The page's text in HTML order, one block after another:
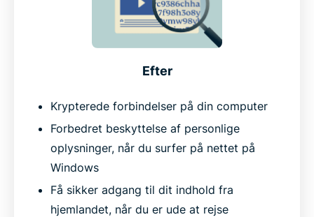
Efter
Krypterede forbindelser på din computer
Forbedret beskyttelse af personlige
oplysninger, når du surfer på nettet på
Windows
Få sikker adgang til dit indhold fra
hjemlandet, når du er ude at rejse